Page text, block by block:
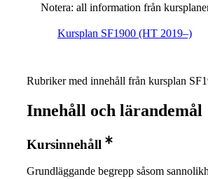
Notera: all information från
Kursplan SF1900 (HT 2019–)
Rubriker med innehåll från kursplan
Innehåll och lärandemål
Kursinnehåll
Grundläggande begrepp såsom